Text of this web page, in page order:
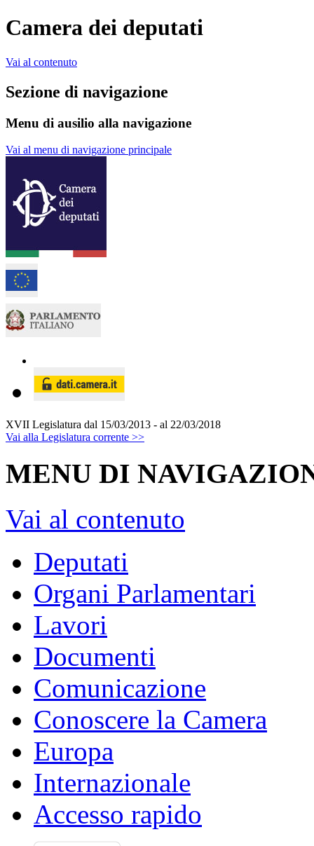
Camera dei deputati
Vai al contenuto
Sezione di navigazione
Menu di ausilio alla navigazione
Vai al menu di navigazione principale
XVII Legislatura dal 15/03/2013 - al 22/03/2018
Vai alla Legislatura corrente >>
MENU DI
Vai al contenuto
Deputati
Organi Parlamentari
Lavori
Documenti
Comunicazione
Conoscere la Camera
Europa
Internazionale
Accesso rapido